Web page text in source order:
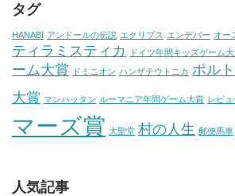
タグ
HANABI アンドールの伝説 エクリプス エンデバー オー
ティラミスティカ ドイツ年間キッズゲーム
ーム大賞
ドミニオン ハンザテウトニカ ポル
大賞 マンハッタン ルーマニア年間ゲーム大賞 レビュ
マーズ賞 大聖堂 村の人生 郵便馬車
人気記事